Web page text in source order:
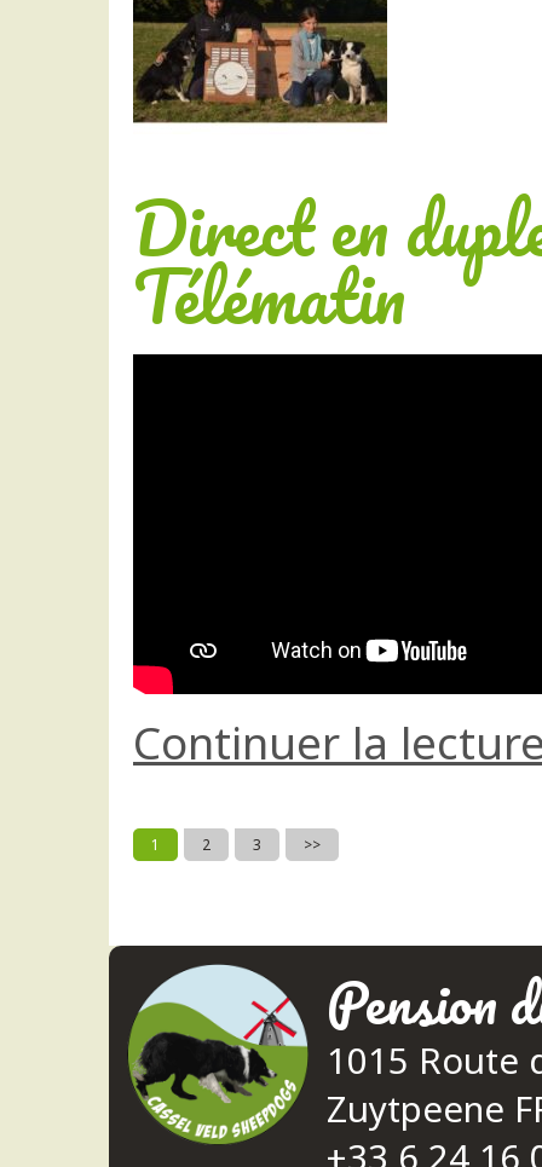
Direct en
Télématin
Continuer la
1 2 3 >>
Pension
1015 Route
Zuytpeene
+33 6 24 16